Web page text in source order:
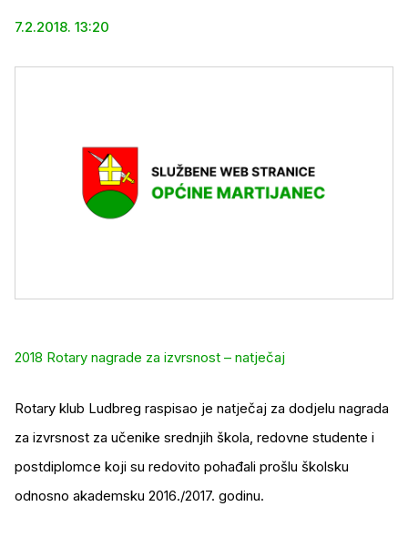
7.2.2018. 13:20
2018 Rotary nagrade za izvrsnost – natječaj
Rotary klub Ludbreg raspisao je natječaj za dodjelu nagrada
za izvrsnost za učenike srednjih škola, redovne studente i
postdiplomce koji su redovito pohađali prošlu školsku
odnosno akademsku 2016./2017. godinu.